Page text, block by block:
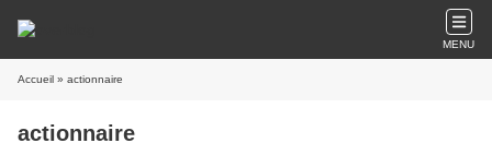
MENU
Accueil » actionnaire
actionnaire